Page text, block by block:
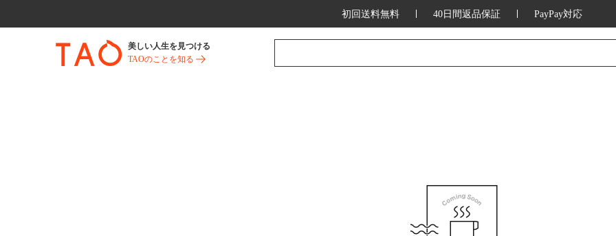
初回送料無料 40日間返品保証 PayPay対応
美しい人生を見つける
TAOのことを知る